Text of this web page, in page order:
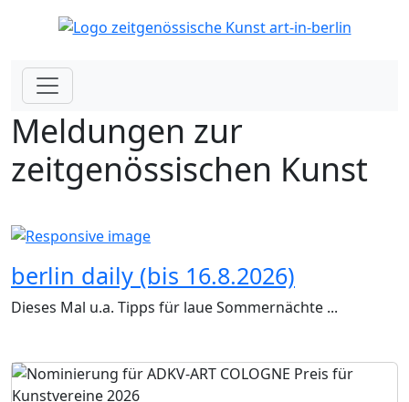
Meldungen zur
zeitgenössischen Kunst
berlin daily (bis 16.8.2026)
Dieses Mal u.a. Tipps für laue Sommernächte ...